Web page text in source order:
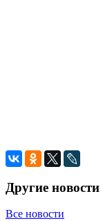
Другие новости
Все новости